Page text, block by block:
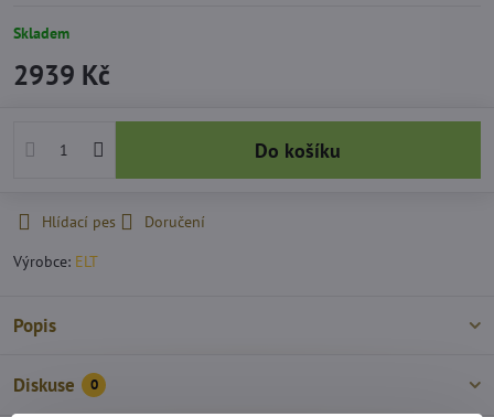
Skladem
2939 Kč
Do košíku
Hlídací pes
Doručení
Výrobce: ELT
Popis
Diskuse 0